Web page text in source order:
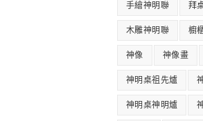
手繪神明聯 拜
木雕神明聯 櫥
神像 神像畫
神明桌祖先爐
神明桌神明爐